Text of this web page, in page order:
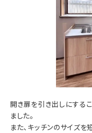
開き扉を引き出しにする
ました。
また、キッチンのサイズを